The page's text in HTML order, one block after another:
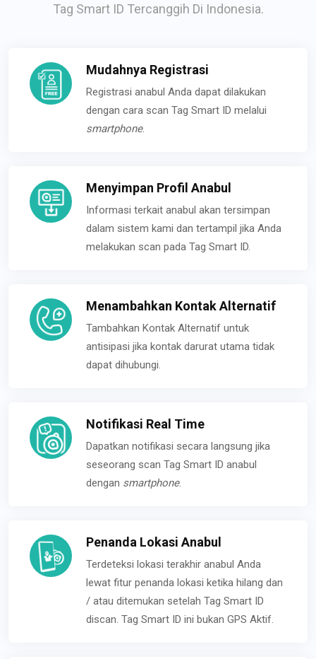
Tag Smart ID Tercanggih Di Indonesia.
Mudahnya Registrasi
Registrasi anabul Anda dapat dilakukan
dengan cara scan Tag Smart ID melalui
smartphone.
Menyimpan Profil Anabul
Informasi terkait anabul akan tersimpan
dalam sistem kami dan tertampil jika Anda
melakukan scan pada Tag Smart ID.
Menambahkan Kontak Alternatif
Tambahkan Kontak Alternatif untuk
antisipasi jika kontak darurat utama tidak
dapat dihubungi.
Notifikasi Real Time
Dapatkan notifikasi secara langsung jika
seseorang scan Tag Smart ID anabul
dengan smartphone.
Penanda Lokasi Anabul
Terdeteksi lokasi terakhir anabul Anda
lewat fitur penanda lokasi ketika hilang dan
/ atau ditemukan setelah Tag Smart ID
discan. Tag Smart ID ini bukan GPS Aktif.